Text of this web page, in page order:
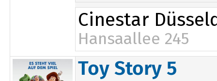
Cinestar
Hansaallee 245
16:45
19:30
Toy Story 5